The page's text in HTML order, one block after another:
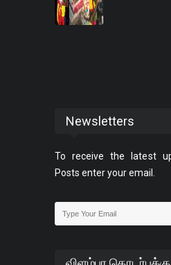
Newsletters
To receive the latest
Posts enter your email.